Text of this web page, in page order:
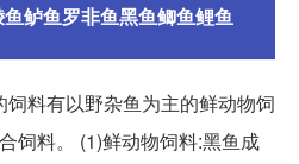
鲈鱼罗非鱼黑鱼鲫鱼鲤鱼
料有以野杂鱼为主的鲜动物饲
饲料。 (1)鲜动物饲料:黑鱼成